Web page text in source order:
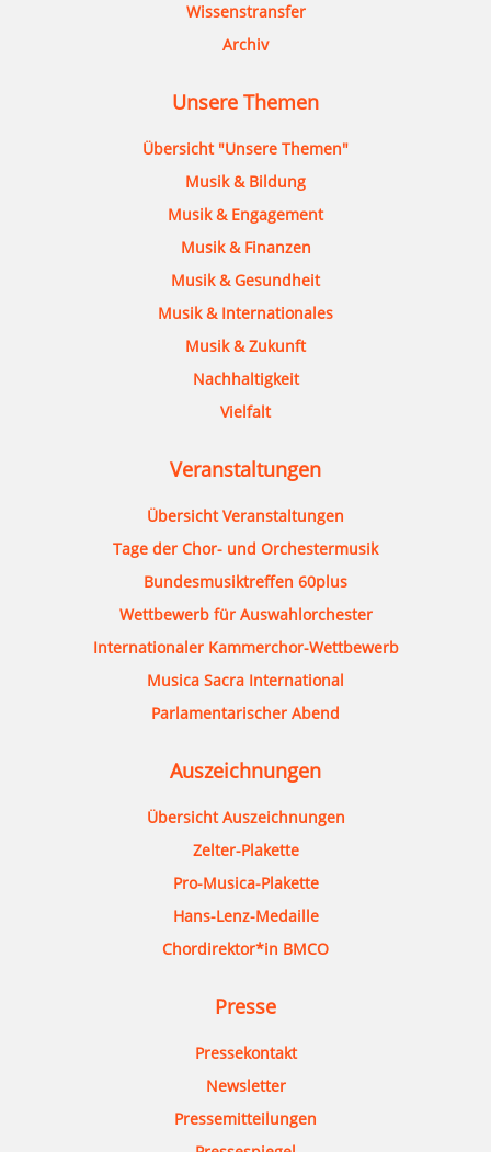
Wissenstransfer
Archiv
Unsere Themen
Übersicht "Unsere Themen"
Musik & Bildung
Musik & Engagement
Musik & Finanzen
Musik & Gesundheit
Musik & Internationales
Musik & Zukunft
Nachhaltigkeit
Vielfalt
Veranstaltungen
Übersicht Veranstaltungen
Tage der Chor- und Orchestermusik
Bundesmusiktreffen 60plus
Wettbewerb für Auswahlorchester
Internationaler Kammerchor-Wettbewerb
Musica Sacra International
Parlamentarischer Abend
Auszeichnungen
Übersicht Auszeichnungen
Zelter-Plakette
Pro-Musica-Plakette
Hans-Lenz-Medaille
Chordirektor*in BMCO
Presse
Pressekontakt
Newsletter
Pressemitteilungen